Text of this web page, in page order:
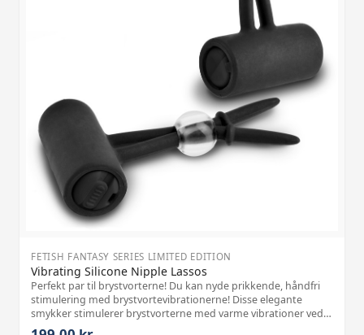
FETISH FANTASY SERIES LIMITED EDITION
Vibrating Silicone Nipple Lassos
Perfekt par til brystvorterne! Du kan nyde prikkende, håndfri
stimulering med brystvortevibrationerne! Disse elegante
smykker stimulerer brystvorterne med varme vibrationer ved
et tryk på en knap. Den lydsvage motor har meget power,